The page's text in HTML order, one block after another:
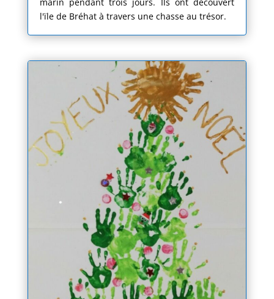
l'ïle de Bréhat à travers une chasse au trésor.